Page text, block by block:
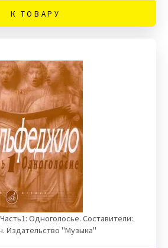
К ТОВАРУ
Одноголосье. Составители:
Издательство "Музыка"